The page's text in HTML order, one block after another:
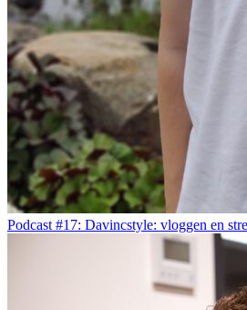
Podcast #17: Davincstyle: vloggen en